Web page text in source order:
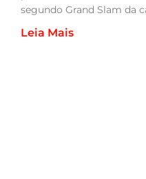
segundo Grand Slam da
Leia Mais